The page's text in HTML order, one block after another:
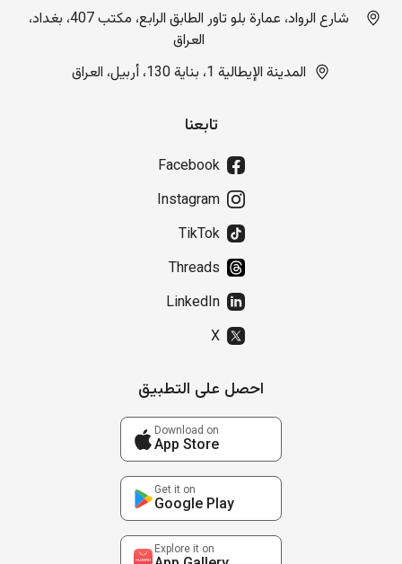
شارع الرواد، عمارة بلو تاور الطابق الرابع، مكتب 407، بغداد،
العراق
المدينة الإيطالية 1، بناية 130، أربيل، العراق
تابعنا
Facebook
Instagram
TikTok
Threads
LinkedIn
X
احصل على التطبيق
Download on
App Store
Get it on
Google Play
Explore it on